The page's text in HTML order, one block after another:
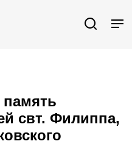
память
свт. Филиппа,